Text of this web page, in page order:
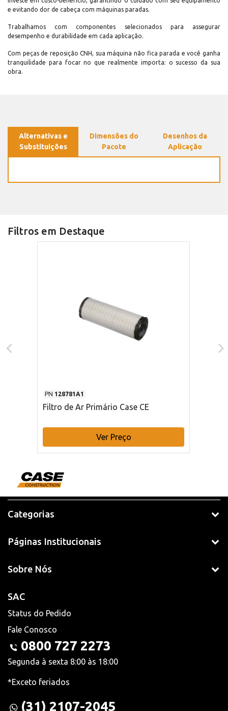
e evitando dor de cabeça com máquinas paradas.
Trabalhamos com componentes selecionados para assegurar
desempenho e durabilidade em cada aplicação.
Com peças de reposição CNH, sua máquina não fica parada e você ganha
tranquilidade para focar no que realmente importa: o sucesso da sua
obra.
Alternativas e
Substituições
Dimensões do
Pacote
Desenhos da
Aplicação
Filtros em Destaque
PN 128781A1
Filtro de Ar Primário Case CE
Ver Preço
Categorias
Páginas Institucionais
Sobre Nós
SAC
Status do Pedido
Fale Conosco
0800 727 2273
Segunda à sexta 8:00 às 18:00
*Exceto feriados
(31) 2107-2045